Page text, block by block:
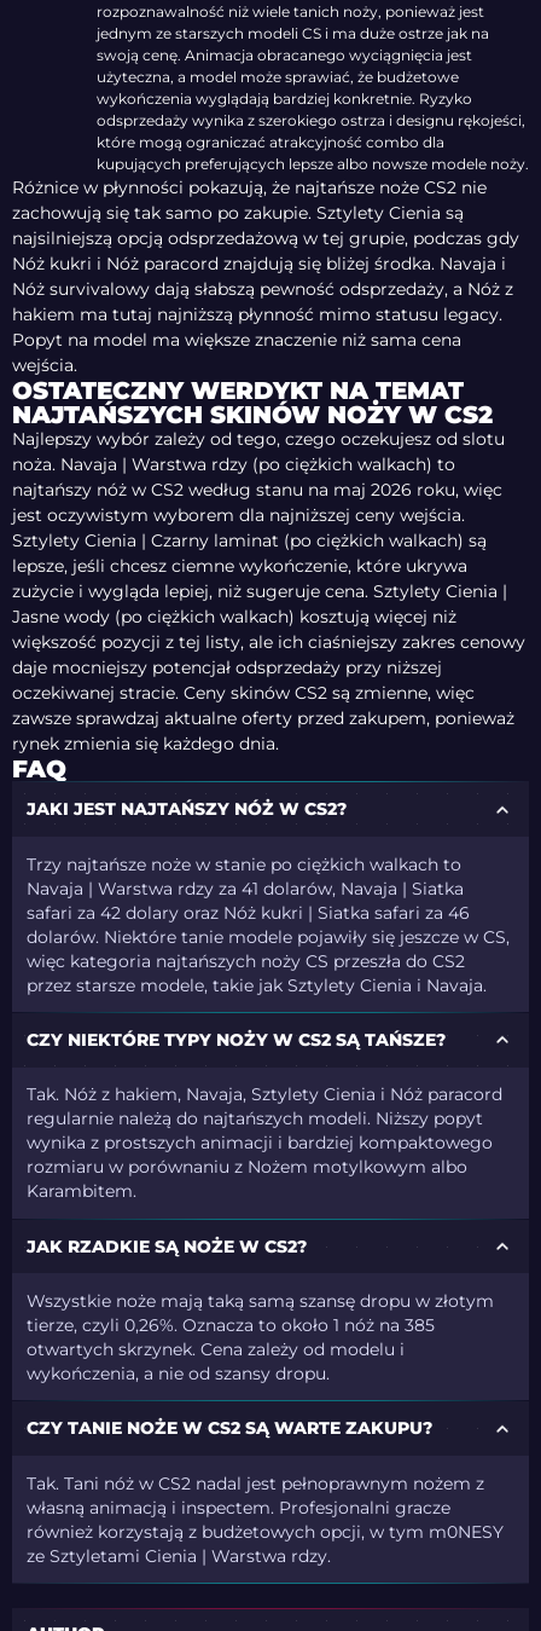
rozpoznawalność niż wiele tanich noży, ponieważ jest
jednym ze starszych modeli CS i ma duże ostrze jak na
swoją cenę. Animacja obracanego wyciągnięcia jest
użyteczna, a model może sprawiać, że budżetowe
wykończenia wyglądają bardziej konkretnie. Ryzyko
odsprzedaży wynika z szerokiego ostrza i designu rękojeści,
które mogą ograniczać atrakcyjność combo dla
kupujących preferujących lepsze albo nowsze modele noży.
Różnice w płynności pokazują, że najtańsze noże CS2 nie
zachowują się tak samo po zakupie. Sztylety Cienia są
najsilniejszą opcją odsprzedażową w tej grupie, podczas gdy
Nóż kukri i Nóż paracord znajdują się bliżej środka. Navaja i
Nóż survivalowy dają słabszą pewność odsprzedaży, a Nóż z
hakiem ma tutaj najniższą płynność mimo statusu legacy.
Popyt na model ma większe znaczenie niż sama cena
wejścia.
OSTATECZNY WERDYKT NA TEMAT
NAJTAŃSZYCH SKINÓW NOŻY W CS2
Najlepszy wybór zależy od tego, czego oczekujesz od slotu
noża. Navaja | Warstwa rdzy (po ciężkich walkach) to
najtańszy nóż w CS2 według stanu na maj 2026 roku, więc
jest oczywistym wyborem dla najniższej ceny wejścia.
Sztylety Cienia | Czarny laminat (po ciężkich walkach) są
lepsze, jeśli chcesz ciemne wykończenie, które ukrywa
zużycie i wygląda lepiej, niż sugeruje cena. Sztylety Cienia |
Jasne wody (po ciężkich walkach) kosztują więcej niż
większość pozycji z tej listy, ale ich ciaśniejszy zakres cenowy
daje mocniejszy potencjał odsprzedaży przy niższej
oczekiwanej stracie. Ceny skinów CS2 są zmienne, więc
zawsze sprawdzaj aktualne oferty przed zakupem, ponieważ
rynek zmienia się każdego dnia.
FAQ
JAKI JEST NAJTAŃSZY NÓŻ W CS2?
Trzy najtańsze noże w stanie po ciężkich walkach to
Navaja | Warstwa rdzy za 41 dolarów, Navaja | Siatka
safari za 42 dolary oraz Nóż kukri | Siatka safari za 46
dolarów. Niektóre tanie modele pojawiły się jeszcze w CS,
więc kategoria najtańszych noży CS przeszła do CS2
przez starsze modele, takie jak Sztylety Cienia i Navaja.
CZY NIEKTÓRE TYPY NOŻY W CS2 SĄ TAŃSZE?
Tak. Nóż z hakiem, Navaja, Sztylety Cienia i Nóż paracord
regularnie należą do najtańszych modeli. Niższy popyt
wynika z prostszych animacji i bardziej kompaktowego
rozmiaru w porównaniu z Nożem motylkowym albo
Karambitem.
JAK RZADKIE SĄ NOŻE W CS2?
Wszystkie noże mają taką samą szansę dropu w złotym
tierze, czyli 0,26%. Oznacza to około 1 nóż na 385
otwartych skrzynek. Cena zależy od modelu i
wykończenia, a nie od szansy dropu.
CZY TANIE NOŻE W CS2 SĄ WARTE ZAKUPU?
Tak. Tani nóż w CS2 nadal jest pełnoprawnym nożem z
własną animacją i inspectem. Profesjonalni gracze
również korzystają z budżetowych opcji, w tym m0NESY
ze Sztyletami Cienia | Warstwa rdzy.